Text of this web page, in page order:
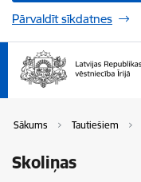
Pārvaldīt sīkdatnes
Sākums Tautiešiem
Skoliņas